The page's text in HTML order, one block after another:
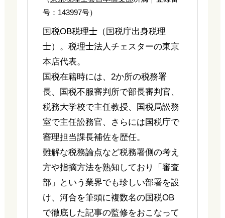
号：143997号）
国税OB税理士（国税庁出身税理
士）。税理士法人チェスターの東京
本店代表。
国税在籍時には、2か所の税務署
長、国税不服審判所で部長審判官、
税務大学校で主任教授、国税局訟務
室で主任訟務官、さらには国税庁で
審理担当課長補佐を歴任。
難解な税務論点など税務署側の考え
方や指摘方法を熟知しており「審査
部」という業界でも珍しい部署を設
け、河合を筆頭に複数名の国税OB
で徹底した記事の監修をおこなって